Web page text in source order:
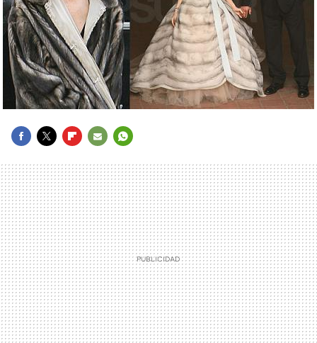
MAIL